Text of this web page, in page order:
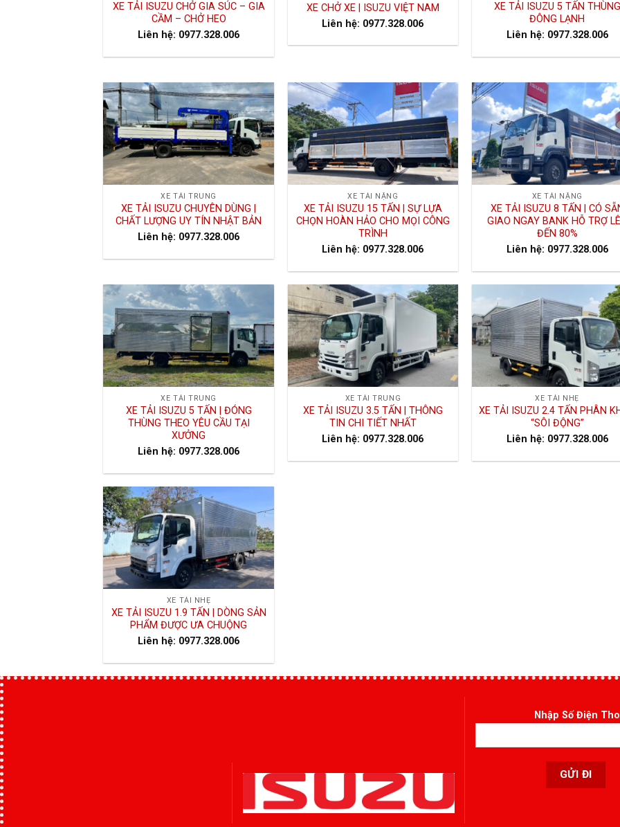
XE TẢI ISUZU CHỞ GIA SÚC – GIA
CẦM – CHỞ HEO
Liên hệ: 0977.328.006
XE CHỞ XE | ISUZU VIỆT NAM
Liên hệ: 0977.328.006
XE TẢI ISUZU 5 TẤN THÙNG
ĐÔNG LẠNH
Liên hệ: 0977.328.006
XE TẢI TRUNG
XE TẢI ISUZU CHUYÊN DÙNG |
CHẤT LƯỢNG UY TÍN NHẬT BẢN
Liên hệ: 0977.328.006
XE TẢI NẶNG
XE TẢI ISUZU 15 TẤN | SỰ LỰA
CHỌN HOÀN HẢO CHO MỌI CÔNG
TRÌNH
Liên hệ: 0977.328.006
XE TẢI NẶNG
XE TẢI ISUZU 8 TẤN | CÓ
GIAO NGAY BANK HỖ TRỢ
ĐẾN 80%
Liên hệ: 0977.328.006
XE TẢI TRUNG
XE TẢI ISUZU 5 TẤN | ĐÓNG
THÙNG THEO YÊU CẦU TẠI
XƯỞNG
Liên hệ: 0977.328.006
XE TẢI TRUNG
XE TẢI ISUZU 3.5 TẤN | THÔNG
TIN CHI TIẾT NHẤT
Liên hệ: 0977.328.006
XE TẢI NHẸ
XE TẢI ISUZU 2.4 TẤN PHÂN
“SÔI ĐỘNG”
Liên hệ: 0977.328.006
XE TẢI NHẸ
XE TẢI ISUZU 1.9 TẤN | DÒNG SẢN
PHẨM ĐƯỢC ƯA CHUỘNG
Liên hệ: 0977.328.006
Nhập Số Điện